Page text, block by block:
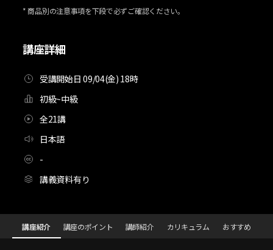
講座詳細
受講開始日 09/04(金) 18時
初級~中級
全21講
日本語
-
講義資料有り
* 商品別の注意事項を下段で必ずご確認ください。
[Course]3DCGクリエイター/原型師,YoshikazuHinata/Hiata
Configuration Information Shortcuts
講座紹介 講座のポイント 講師紹介 カリキュラム おすすめ